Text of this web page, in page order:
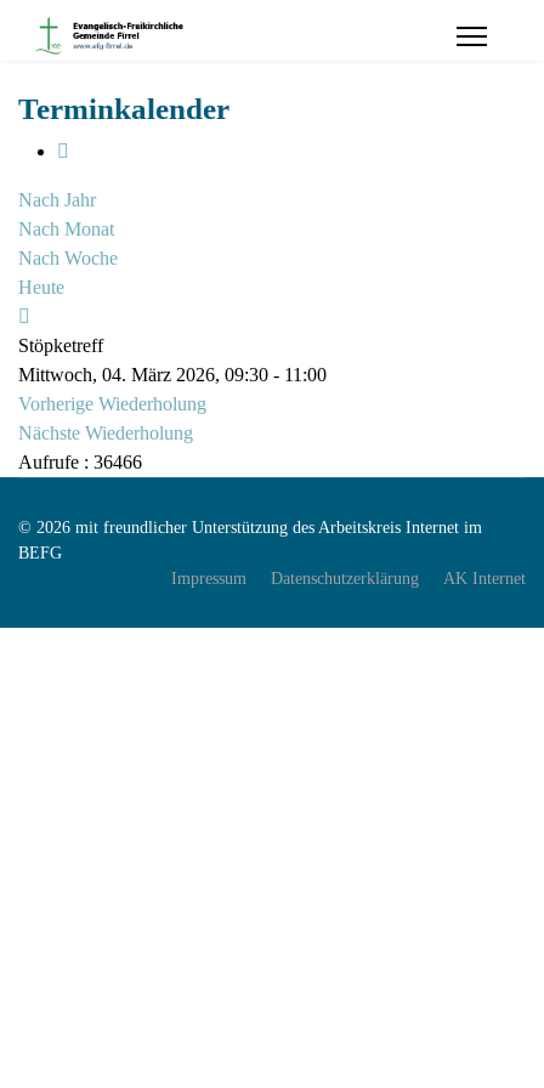
Terminkalender
Nach Jahr
Nach Monat
Nach Woche
Heute
Stöpketreff
Mittwoch, 04. März 2026, 09:30 - 11:00
Vorherige Wiederholung
Nächste Wiederholung
Aufrufe : 36466
© 2026 mit freundlicher Unterstützung des Arbeitskreis Internet im
BEFG
Impressum
Datenschutzerklärung AK Internet